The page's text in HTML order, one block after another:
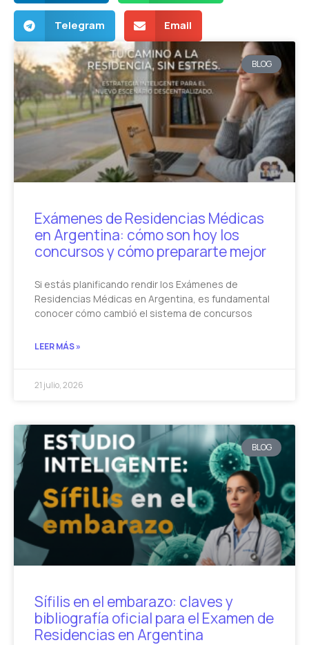
Telegram Email
BLOG
Exámenes de Residencias Médicas
en Argentina: cómo son hoy los
concursos y cómo prepararte mejor
Si estás planificando rendir los Exámenes de
Residencias Médicas en Argentina, es fundamental
conocer cómo cambió el sistema de concursos
LEER MÁS »
21 julio, 2026
BLOG
Sífilis en el embarazo: claves y
bibliografía oficial para el Examen de
Residencias en Argentina